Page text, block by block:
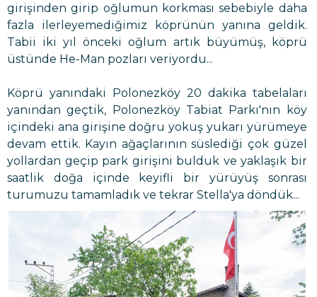
girişinden girip oğlumun korkması sebebiyle daha
fazla ilerleyemediğimiz köprünün yanına geldik.
Tabii iki yıl önceki oğlum artık büyümüş, köprü
üstünde He-Man pozları veriyordu...
Köprü yanındaki Polonezköy 20 dakika tabelaları
yanından geçtik, Polonezköy Tabiat Parkı'nın köy
içindeki ana girişine doğru yokuş yukarı yürümeye
devam ettik. Kayın ağaçlarının süslediği çok güzel
yollardan geçip park girişini bulduk ve yaklaşık bir
saatlik doğa içinde keyifli bir yürüyüş sonrası
turumuzu tamamladık ve tekrar Stella'ya döndük...